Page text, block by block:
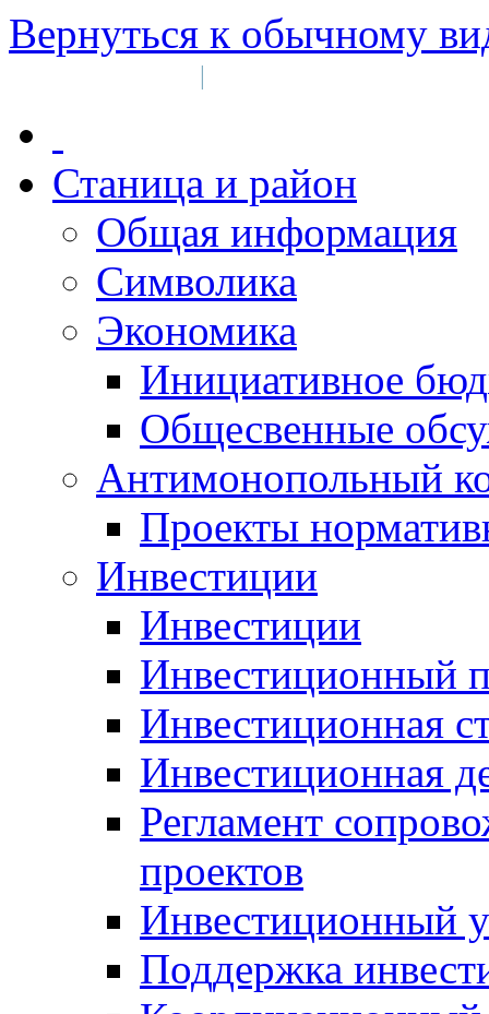
Вернуться к обычному
|
Станица и район
Общая информация
Символика
Экономика
Инициативное
Общесвенные
Антимонопольный
Проекты
Инвестиции
Инвестиции
Инвестиционный
Инвестиционная
Инвестиционная
Регламент
проектов
Инвестиционный
Поддержка